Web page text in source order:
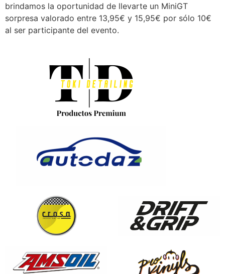
brindamos la oportunidad de llevarte un MiniGT
sorpresa valorado entre 13,95€ y 15,95€ por sólo 10€
al ser participante del evento.